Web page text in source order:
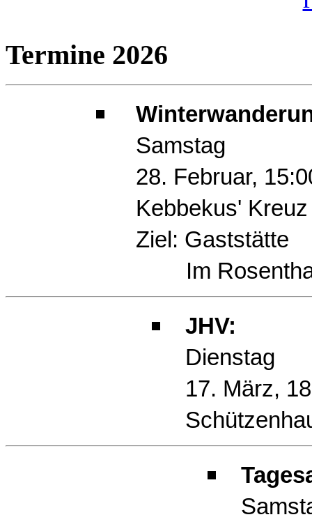
Termine 2026
Samstag
28. Februar,
Kebbekus' Kreuz
Ziel: Gaststätte
Im
JHV:
Dienstag
17. März,